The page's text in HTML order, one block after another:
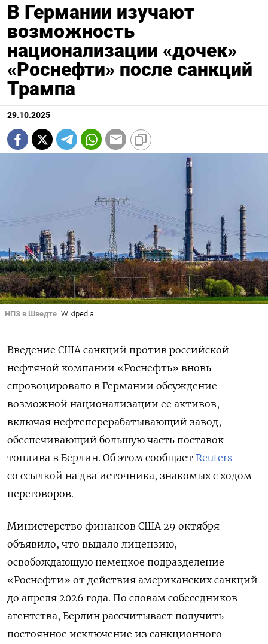
В Германии изучают
возможность
национализации «дочек»
«Роснефти» после санкций
Трампа
29.10.2025
НПЗ в Шведте Wikipedia
Введение США санкций против российской
нефтяной компании «Роснефть» вновь
спровоцировало в Германии обсуждение
возможной национализации ее активов,
включая нефтеперерабатывающий завод,
обеспечивающий большую часть поставок
топлива в Берлин. Об этом сообщает Reuters
со ссылкой на два источника, знакомых с ходом
переговоров.
Министерство финансов США 29 октября
объявило, что выдало лицензию,
освобождающую немецкое подразделение
«Роснефти» от действия американских санкций
до апреля 2026 года. По словам собеседников
агентства, Берлин рассчитывает получить
постоянное исключение из санкционного